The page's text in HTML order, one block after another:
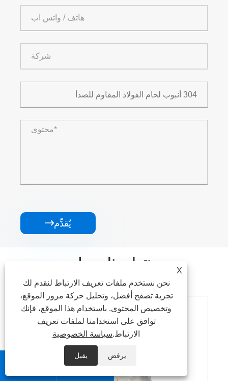
يُقدِّم
منتجات ذات صله
304 أنبوب الفولاذ المقاوم للصدأ
عرض المزيد >>

X
نحن نستخدم ملفات تعريف الارتباط لنقدم لك
تجربة تصفح أفضل، وتحليل حركة مرور الموقع،
وتخصيص المحتوى. باستخدام هذا الموقع، فإنك
توافق على استخدامنا لملفات تعريف
الارتباط.سياسة الخصوصية
يرفض يقبل